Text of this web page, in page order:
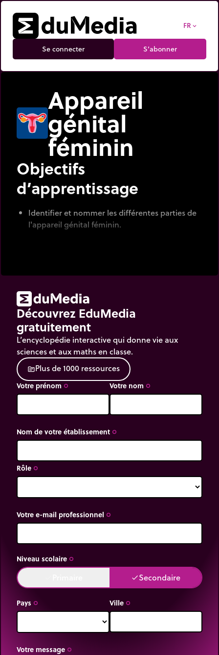
FR expand_more
Se connecter S’abonner
Appareil
génital
féminin
Objectifs
d’apprentissage
Identifier et nommer les différentes parties de
l'appareil génital féminin.
Découvrez EduMedia
gratuitement
L’encyclopédie interactive qui donne vie aux
sciences et aux maths en classe.
sourcePlusde1000 ressources
Votre prénom trip_origin Votre nom trip_origin
Nom de votre établissement trip_origin
Rôle trip_origin
Votre e-mail professionnel trip_origin
Niveau scolaire trip_origin
doneSecondaire
Pays trip_origin Ville trip_origin
Votre message trip_origin